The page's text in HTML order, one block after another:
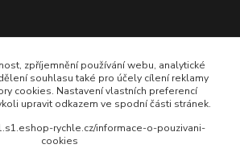
zpříjemnění používání webu, analytické
souhlasu také pro účely cílení reklamy
cookies. Nastavení vlastních preferencí
upravit odkazem ve spodní části stránek.
rychle.cz/informace-o-pouzivani-
cookies